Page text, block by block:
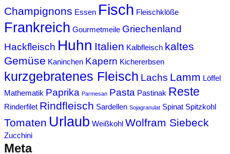
Champignons Essen Fisch Fleischklöße
Frankreich Gourmetmeile Griechenland
Hackfleisch Huhn Italien Kalbfleisch kaltes
Gemüse Kaninchen Kapern Kichererbsen
kurzgebratenes Fleisch Lachs Lamm Löffel
Mathematik Paprika Parmesan Pasta Pastinak Reste
Rinderfilet Rindfleisch Sardellen Sojagranulat Spinat Spitzkohl
Tomaten Urlaub Weißkohl Wolfram Siebeck
Zucchini
Meta